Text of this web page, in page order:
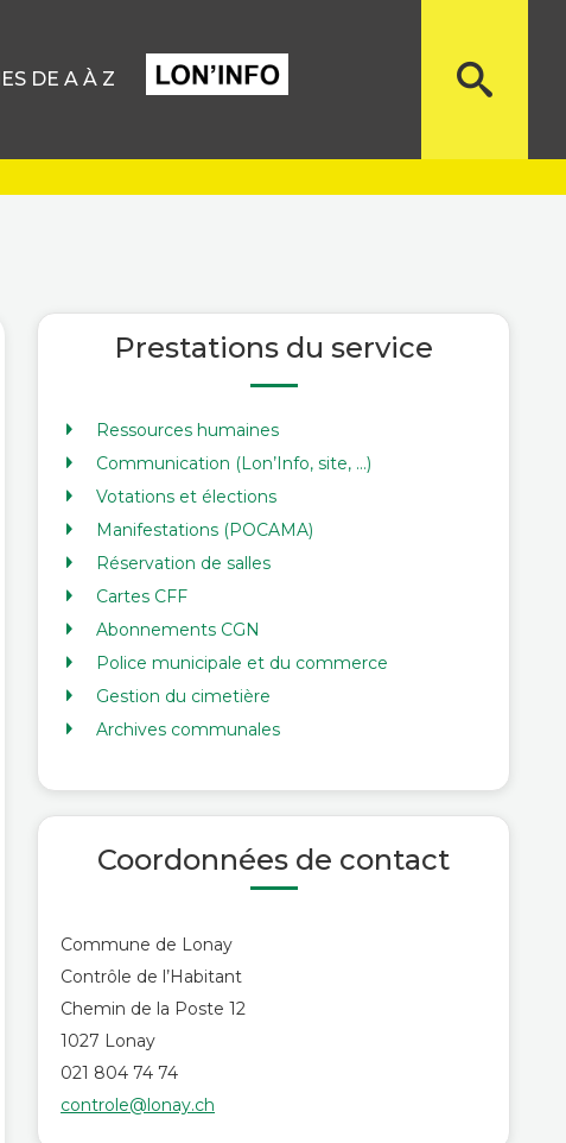
DE A À Z
Prestations du service
Ressources humaines
Communication (Lon’Info, site, …)
Votations et élections
Manifestations (POCAMA)
Réservation de salles
Cartes CFF
Abonnements CGN
Police municipale et du commerce
Gestion du cimetière
Archives communales
Coordonnées de contact
Commune de Lonay
Contrôle de l’Habitant
Chemin de la Poste 12
1027 Lonay
021 804 74 74
controle@lonay.ch